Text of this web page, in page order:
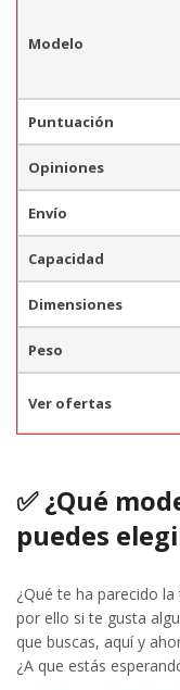
Modelo
Puntuación
Opiniones
Envío
Capacidad
Dimensiones
Peso
Ver ofertas
✅ ¿Qué
puedes
¿Qué te ha parecido
por ello si te gusta
que buscas, aquí y
¿A que estás